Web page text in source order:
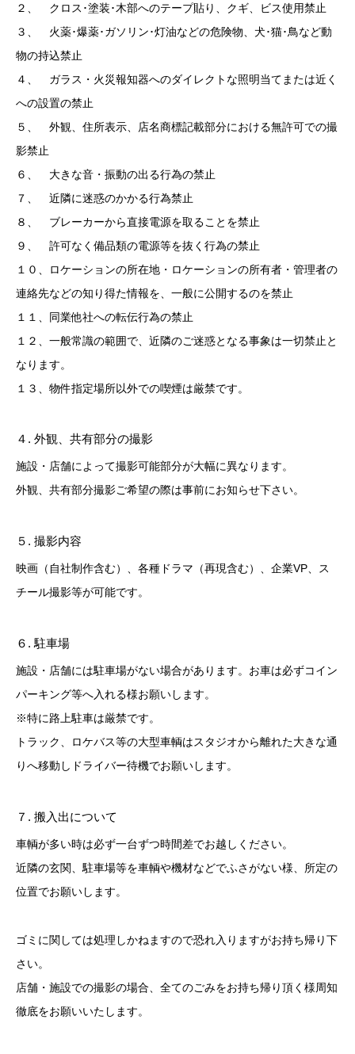
２、 クロス･塗装･木部へのテープ貼り、クギ、ビス使用禁止
３、 火薬･爆薬･ガソリン･灯油などの危険物、犬･猫･鳥など動
物の持込禁止
４、 ガラス・火災報知器へのダイレクトな照明当てまたは近く
への設置の禁止
５、 外観、住所表示、店名商標記載部分における無許可での撮
影禁止
６、 大きな音・振動の出る行為の禁止
７、 近隣に迷惑のかかる行為禁止
８、 ブレーカーから直接電源を取ることを禁止
９、 許可なく備品類の電源等を抜く行為の禁止
１０、ロケーションの所在地・ロケーションの所有者・管理者の
連絡先などの知り得た情報を、一般に公開するのを禁止
１１、同業他社への転伝行為の禁止
１２、一般常識の範囲で、近隣のご迷惑となる事象は一切禁止と
なります。
１３、物件指定場所以外での喫煙は厳禁です。
４. 外観、共有部分の撮影
施設・店舗によって撮影可能部分が大幅に異なります。
外観、共有部分撮影ご希望の際は事前にお知らせ下さい。
５. 撮影内容
映画（自社制作含む）、各種ドラマ（再現含む）、企業VP、ス
チール撮影等が可能です。
６. 駐車場
施設・店舗には駐車場がない場合があります。お車は必ずコイン
パーキング等へ入れる様お願いします。
※特に路上駐車は厳禁です。
トラック、ロケバス等の大型車輌はスタジオから離れた大きな通
りへ移動しドライバー待機でお願いします。
７. 搬入出について
車輌が多い時は必ず一台ずつ時間差でお越しください。
近隣の玄関、駐車場等を車輌や機材などでふさがない様、所定の
位置でお願いします。
ゴミに関しては処理しかねますので恐れ入りますがお持ち帰り下
さい。
店舗・施設での撮影の場合、全てのごみをお持ち帰り頂く様周知
徹底をお願いいたします。